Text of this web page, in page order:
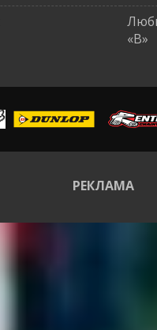
«B»
РЕКЛАМА